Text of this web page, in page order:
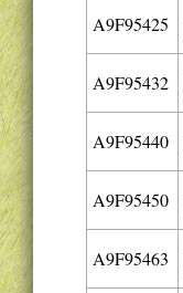
A9F95425
A9F95432
A9F95440
A9F95450
A9F95463